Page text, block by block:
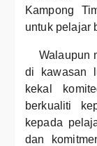
Kampong
untuk pelajar
Walaupun
di kawasan
kekal
berkualiti
kepada
dan